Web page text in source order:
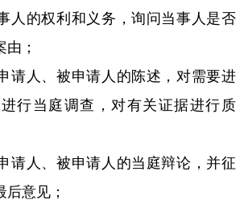
人的权利和义务，询问当事人是否
；
人、被申请人的陈述，对需要进
行当庭调查，对有关证据进行质
人、被申请人的当庭辩论，并征
意见；